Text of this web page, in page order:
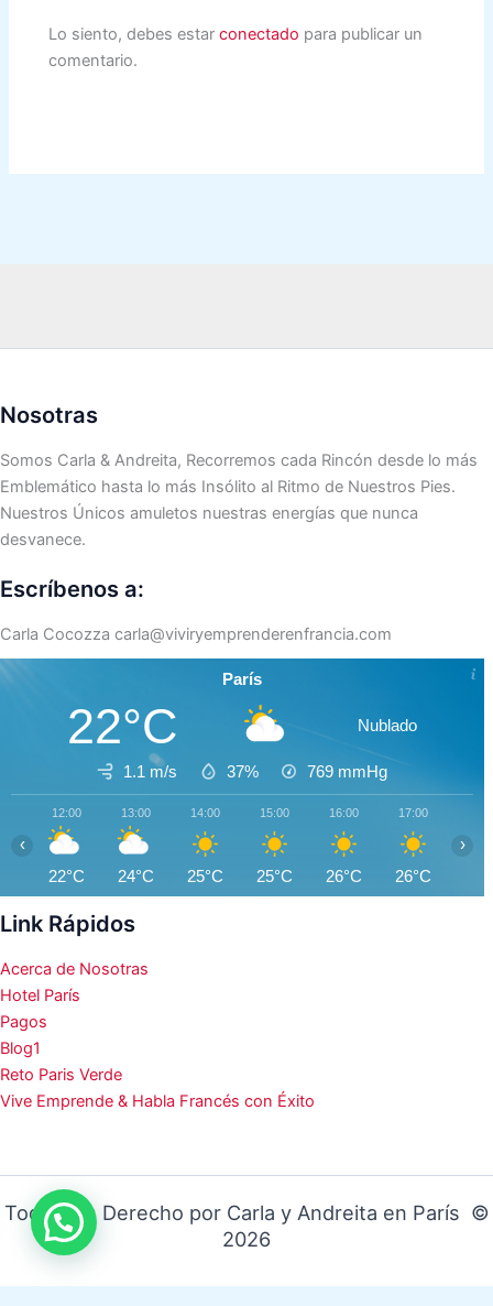
Lo siento, debes estarconectado para publicar un
comentario.
Nosotras
Somos Carla & Andreita, Recorremos cada Rincón desde lo más
Emblemático hasta lo más Insólito al Ritmo de Nuestros Pies.
Nuestros Únicos amuletos nuestras energías que nunca
desvanece.
Escríbenos a:
Carla Cocozza carla@viviryemprenderenfrancia.com
París
22°C Nublado
1.1 m/s 37% 769 mmHg
12:00
22°C
13:00
24°C
14:00
25°C
15:00
25°C
16:00
26°C
17:00
26°C
‹ ›
Link Rápidos
Acerca de Nosotras
Hotel París
Pagos
Blog1
Reto Paris Verde
Vive Emprende & Habla Francés con Éxito
Todos los Derecho por Carla y Andreita en París ©
2026